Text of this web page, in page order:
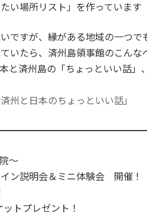
い場所リスト」を作っています
ですが、縁がある地域の一つで
いたら、済州島領事館のこんな
と済州島の「ちょっといい話」
州と日本のちょっといい話」
～
ン説明会＆ミニ体験会 開催！
トプレゼント！